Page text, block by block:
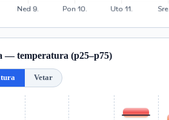
— temperatura (p25–p75)
Vetar